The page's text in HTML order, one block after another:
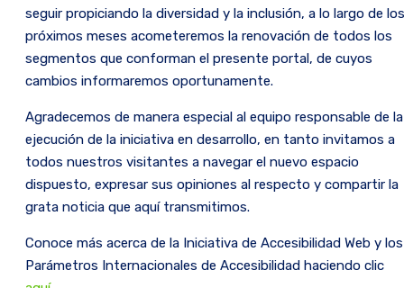
seguir propiciando la diversidad y la inclusión, a lo largo de los
próximos meses acometeremos la renovación de todos los
segmentos que conforman el presente portal, de cuyos
cambios informaremos oportunamente.
Agradecemos de manera especial al equipo responsable de la
ejecución de la iniciativa en desarrollo, en tanto invitamos a
todos nuestros visitantes a navegar el nuevo espacio
dispuesto, expresar sus opiniones al respecto y compartir la
grata noticia que aquí transmitimos.
Conoce más acerca de la Iniciativa de Accesibilidad Web y los
Parámetros Internacionales de Accesibilidad haciendo clic